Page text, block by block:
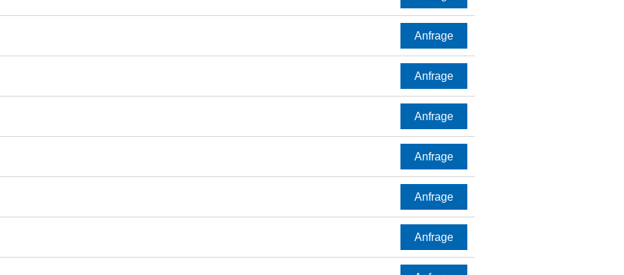
Anfrage
Anfrage
Anfrage
Anfrage
Anfrage
Anfrage